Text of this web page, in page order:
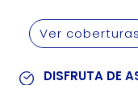
Ver coberturas
DISFRUTA DE